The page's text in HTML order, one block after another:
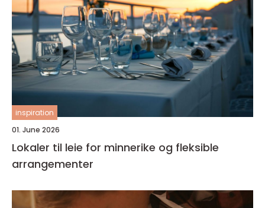
inspiration
01. June 2026
Lokaler til leie for minnerike og fleksible
arrangementer